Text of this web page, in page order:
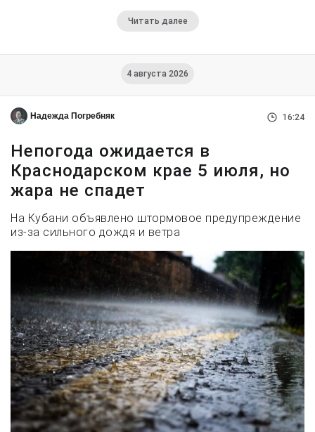
Читать далее
4 августа 2026
Надежда Погребняк 16:24
Непогода ожидается в
Краснодарском крае 5 июля, но
жара не спадет
На Кубани объявлено штормовое предупреждение
из-за сильного дождя и ветра